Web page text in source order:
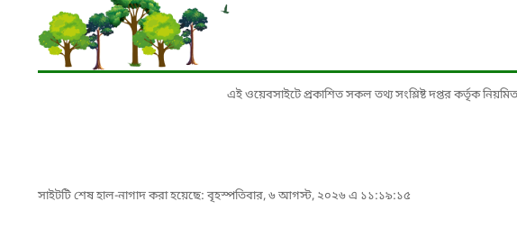
এই ওয়েবসাইটে প্রকাশিত সকল তথ্য সংশ্লিষ্ট দপ্তর কর্তৃক নিয়মিত
সাইটটি শেষ হাল-নাগাদ করা হয়েছে: বৃহস্পতিবার, ৬ আগস্ট, ২০২৬ এ ১১:১৯:১৫